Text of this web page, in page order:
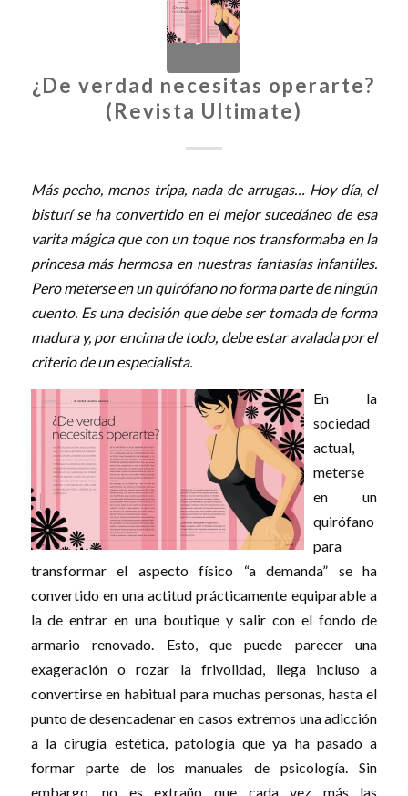
¿De verdad necesitas operarte?
(Revista Ultimate)
Más pecho, menos tripa, nada de arrugas… Hoy día, el
bisturí se ha convertido en el mejor sucedáneo de esa
varita mágica que con un toque nos transformaba en la
princesa más hermosa en nuestras fantasías infantiles.
Pero meterse en un quirófano no forma parte de ningún
cuento. Es una decisión que debe ser tomada de forma
madura y, por encima de todo, debe estar avalada por el
criterio de un especialista.
En la
sociedad
actual,
meterse
en un
quirófano
para
transformar el aspecto físico “a demanda” se ha
convertido en una actitud prácticamente equiparable a
la de entrar en una boutique y salir con el fondo de
armario renovado. Esto, que puede parecer una
exageración o rozar la frivolidad, llega incluso a
convertirse en habitual para muchas personas, hasta el
punto de desencadenar en casos extremos una adicción
a la cirugía estética, patología que ya ha pasado a
formar parte de los manuales de psicología. Sin
embargo, no es extraño que cada vez más las